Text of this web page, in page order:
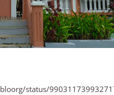
status/